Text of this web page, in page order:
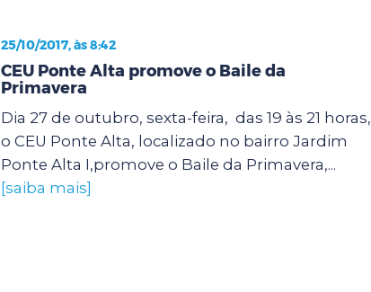
25/10/2017, às 8:42
CEU Ponte Alta promove o Baile da
Primavera
Dia 27 de outubro, sexta-feira, das 19 às 21 horas,
o CEU Ponte Alta, localizado no bairro Jardim
Ponte Alta I,promove o Baile da Primavera,...
[saiba mais]